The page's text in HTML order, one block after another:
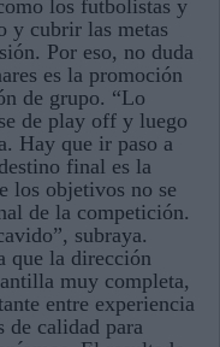
los futbolistas y
y cubrir las metas
Por eso, no duda
es la promoción
de grupo. “Lo
de play off y luego
Hay que ir paso a
final es la
los objetivos no se
de la competición.
subraya.
que la dirección
muy completa,
entre experiencia
de calidad para